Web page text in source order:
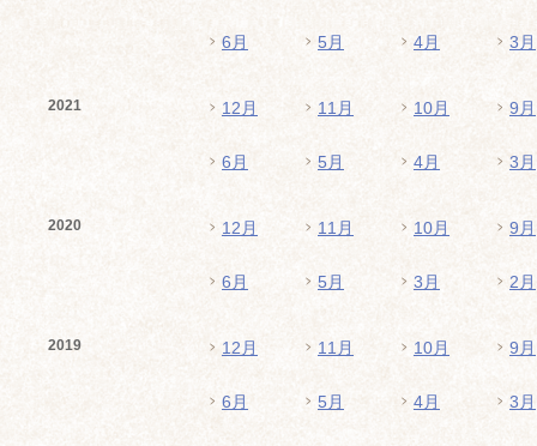
6月 5月 4月 3月
2021 12月 11月 10月 9月
6月 5月 4月 3月
2020 12月 11月 10月 9月
6月 5月 3月 2月
2019 12月 11月 10月 9月
6月 5月 4月 3月